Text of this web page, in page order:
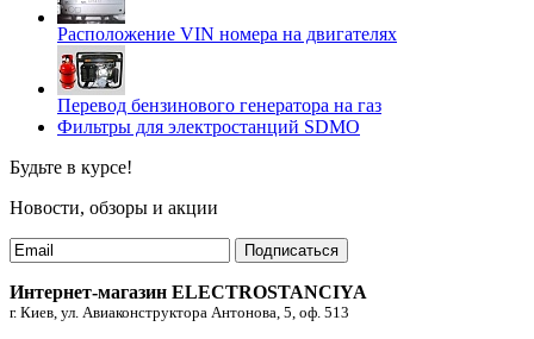
Расположение VIN номера на двигателях
Перевод бензинового генератора на газ
Фильтры для электростанций SDMO
Будьте в курсе!
Новости, обзоры и акции
Подписаться
Интернет-магазин ELECTROSTANCIYA
г. Киев, ул. Авиаконструктора Антонова, 5, оф. 513